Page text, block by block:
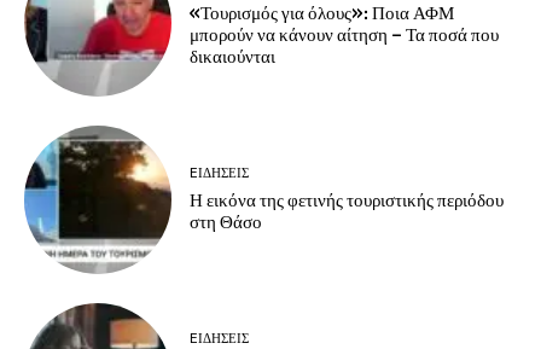
«Τουρισμός για όλους»: Ποια ΑΦΜ
μπορούν να κάνουν αίτηση – Τα ποσά που
δικαιούνται
EΙΔΗΣΕΙΣ
Η εικόνα της φετινής τουριστικής περιόδου
στη Θάσο
EΙΔΗΣΕΙΣ